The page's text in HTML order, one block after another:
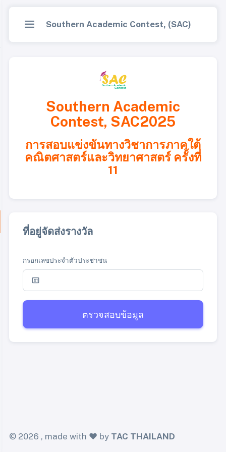
Southern Academic Contest, (SAC)
Southern Academic
Contest, SAC2025
การสอบแข่งขันทางวิชาการภาคใต้
คณิตศาสตร์และวิทยาศาสตร์ ครั้งที่
11
ที่อยู่จัดส่งรางวัล
กรอกเลขประจำตัวประชาชน
ตรวจสอบข้อมูล
© 2026 , made with ❤️ by TAC THAILAND